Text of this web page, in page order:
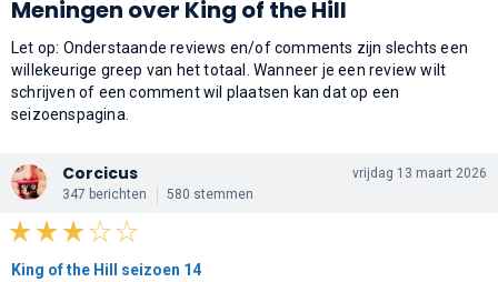
Meningen over King of the Hill
Let op: Onderstaande reviews en/of comments zijn slechts een
willekeurige greep van het totaal. Wanneer je een review wilt
schrijven of een comment wil plaatsen kan dat op een
seizoenspagina.
Corcicus
347 berichten 580 stemmen
vrijdag 13 maart 2026
King of the Hill seizoen 14